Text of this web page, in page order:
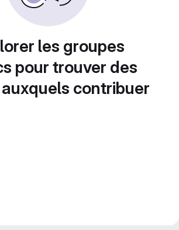
les groupes
pour trouver des
contribuer